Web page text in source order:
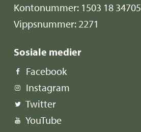
Kontonummer: 1503 18 34705
Vippsnummer: 2271
Sosiale medier
Facebook
Instagram
Twitter
YouTube